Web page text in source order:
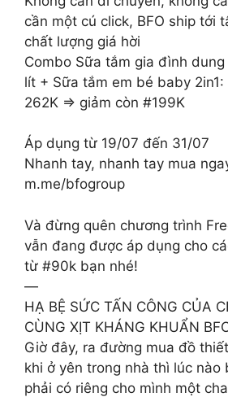
cần một cú click, BFO ship tới
chất lượng giá hời
Combo Sữa tắm gia đình dung
lít + Sữa tắm em bé baby
262K => giảm còn #199K
Áp dụng từ 19/07 đến 31/07
Nhanh tay, nhanh tay mua
m.me/bfogroup
Và đừng quên chương trình
vẫn đang được áp dụng cho
từ #90k bạn nhé!
​—
HẠ BỆ SỨC TẤN CÔNG CỦA
CÙNG XỊT KHÁNG KHUẨN
Giờ đây, ra đường mua đồ
khi ở yên trong nhà thì lúc nào
phải có riêng cho mình một